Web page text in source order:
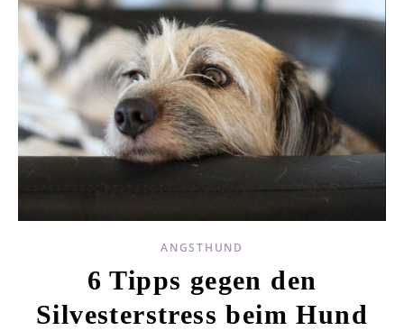
ANGSTHUND
6 Tipps gegen den
Silvesterstress beim Hund